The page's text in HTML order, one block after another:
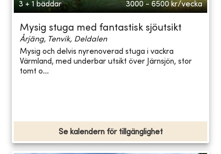
3 + 1 bäddar 3000 - 6500 kr/vecka
Mysig stuga med fantastisk sjöutsikt
Årjäng, Tenvik, Deldalen
Mysig och delvis nyrenoverad stuga i vackra
Värmland, med underbar utsikt över Järnsjön, stor
tomt o...
Se kalendern för tillgänglighet